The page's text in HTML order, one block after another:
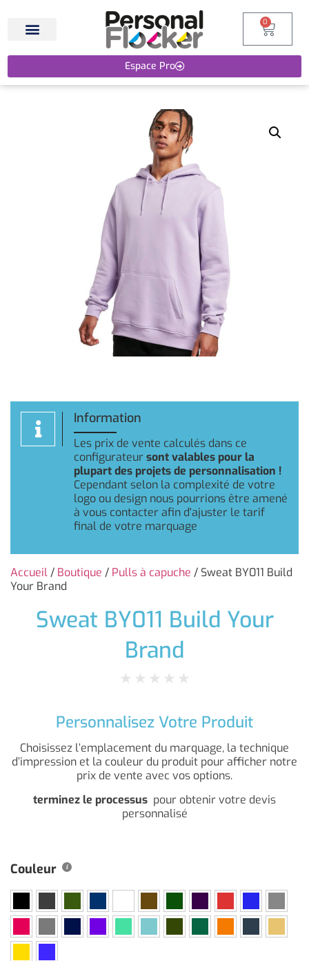
Espace Pro
0
Information
Les prix de vente calculés dans ce
configurateursont valables pour la
plupart des projets de personnalisation !
Cependant selon la complexité de votre
logo ou design nous pourrions être amené
à vous contacter afin d'ajuster le tarif
final de votre marquage
Accueil/ Boutique / Pulls à capuche / Sweat BY011 Build
Your Brand
Sweat BY011 Build Your
Brand
★ ★ ★ ★ ★
Personnalisez Votre Produit
Choisissez l’emplacement du marquage, la technique
d’impression et la couleur du produit pour afficher notre
prix de vente avec vos options.
terminez le processus pour obtenir votre devis
personnalisé
Couleur